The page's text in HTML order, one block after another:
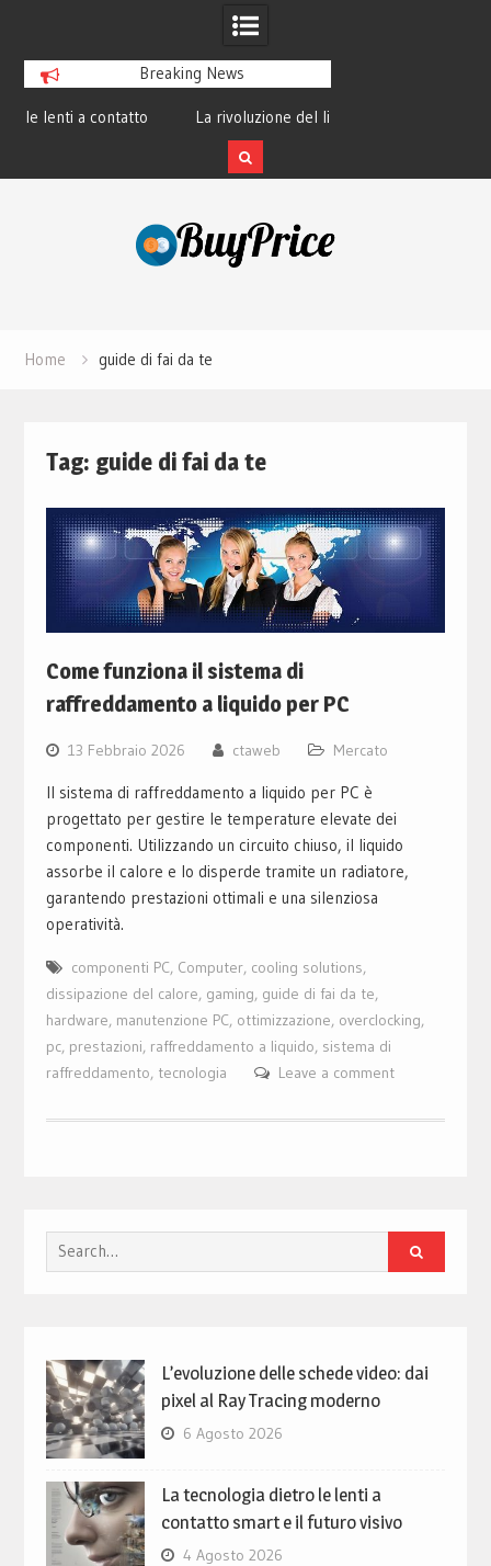
Breaking News
La rivoluzione del linguaggio Python:
perché tutti lo studiano
Home guide di fai da te
Tag: guide di fai da te
Come funziona il sistema di
raffreddamento a liquido per PC
13 Febbraio 2026 ctaweb Mercato
Il sistema di raffreddamento a liquido per PC è
progettato per gestire le temperature elevate dei
componenti. Utilizzando un circuito chiuso, il liquido
assorbe il calore e lo disperde tramite un radiatore,
garantendo prestazioni ottimali e una silenziosa
operatività.
componenti PC, Computer, cooling solutions,
dissipazione del calore, gaming, guide di fai da te,
hardware, manutenzione PC, ottimizzazione, overclocking,
pc, prestazioni, raffreddamento a liquido, sistema di
raffreddamento, tecnologia Leave a comment
Search
for:
L’evoluzione delle schede video: dai
pixel al Ray Tracing moderno
6 Agosto 2026
La tecnologia dietro le lenti a
contatto smart e il futuro visivo
4 Agosto 2026